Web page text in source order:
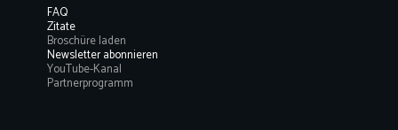
FAQ
Zitate
Broschüre laden
Newsletter abonnieren
YouTube-Kanal
Partnerprogramm